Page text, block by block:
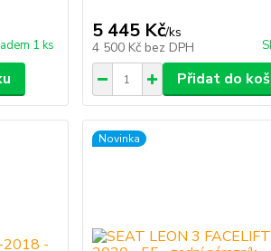
1 ks
5 445 Kč/ks
4 500 Kč bez DPH
Přidat do
Novinka